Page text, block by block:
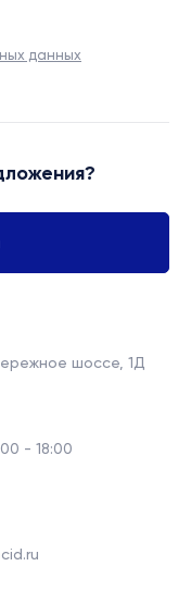
данных
шоссе, 1Д
- 18:00